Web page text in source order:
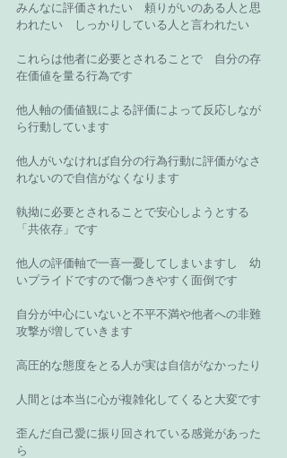
みんなに評価されたい　頼りがいのある人と思
われたい　しっかりしている人と言われたい
これらは他者に必要とされることで　自分の存
在価値を量る行為です
他人軸の価値観による評価によって反応しなが
ら行動しています
他人がいなければ自分の行為行動に評価がなさ
れないので自信がなくなります
執拗に必要とされることで安心しようとする
「共依存」です
他人の評価軸で一喜一憂してしまいますし　幼
いプライドですので傷つきやすく面倒です
自分が中心にいないと不平不満や他者への非難
攻撃が増していきます
高圧的な態度をとる人が実は自信がなかったり
人間とは本当に心が複雑化してくると大変です
歪んだ自己愛に振り回されている感覚があった
ら